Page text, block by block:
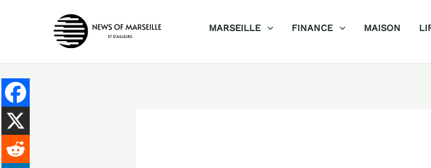
MARSEILLE FINANCE MAISON